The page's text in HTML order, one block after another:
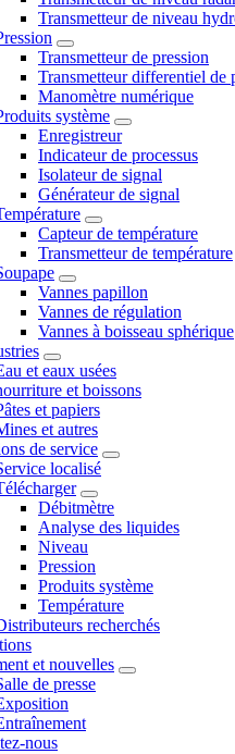
Transmetteur de niveau
Transmetteur de pression
Transmetteur differentiel de
Manomètre numérique
système
Enregistreur
Indicateur de processus
Isolateur de signal
Générateur de signal
Capteur de température
Transmetteur de température
Vannes papillon
Vannes de régulation
Vannes à boisseau sphérique
et eaux usées
et boissons
et papiers
et autres
de service
localisé
Débitmètre
Analyse des liquides
Niveau
Pression
Produits système
Température
recherchés
et nouvelles
de presse
nous